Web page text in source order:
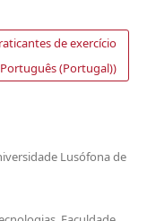
de exercício
(Portugal))
Lusófona de